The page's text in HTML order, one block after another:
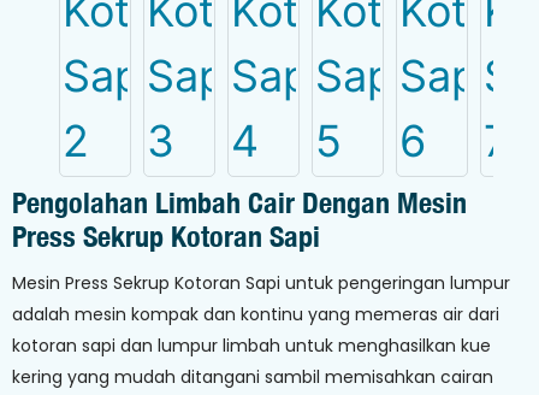
Pengolahan Limbah Cair Dengan Mesin
Press Sekrup Kotoran Sapi
Mesin Press Sekrup Kotoran Sapi untuk pengeringan lumpur
adalah mesin kompak dan kontinu yang memeras air dari
kotoran sapi dan lumpur limbah untuk menghasilkan kue
kering yang mudah ditangani sambil memisahkan cairan